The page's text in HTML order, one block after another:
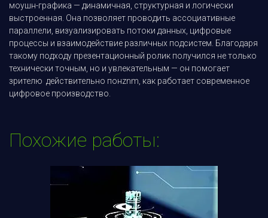
моушн-графика — динамичная, структурная и логически
выстроенная. Она позволяет проводить ассоциативные
параллели, визуализировать потоки данных, цифровые
процессы и взаимодействие различных подсистем. Благодаря
такому подходу презентационный ролик получился не только
технически точным, но и увлекательным — он помогает
зрителю действительно понznm, как работает современное
цифровое производство.
Похожие работы: